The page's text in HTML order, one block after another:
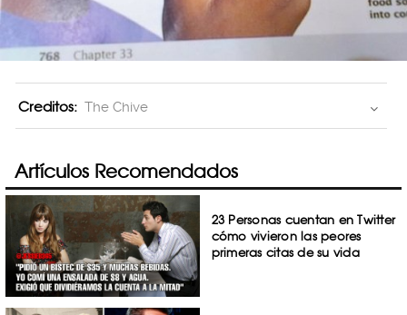
Creditos: The Chive
Artículos Recomendados
23 Personas cuentan en Twitter
cómo vivieron las peores
primeras citas de su vida